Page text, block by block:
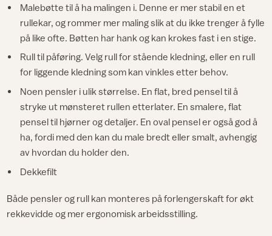
Malebøtte til å ha malingen i. Denne er mer stabil en et
rullekar, og rommer mer maling slik at du ikke trenger å fylle
på like ofte. Bøtten har hank og kan krokes fast i en stige.
Rull til påføring. Velg rull for stående kledning, eller en rull
for liggende kledning som kan vinkles etter behov.
Noen pensler i ulik størrelse. En flat, bred pensel til å
stryke ut mønsteret rullen etterlater. En smalere, flat
pensel til hjørner og detaljer. En oval pensel er også god å
ha, fordi med den kan du male bredt eller smalt, avhengig
av hvordan du holder den.
Dekkefilt
Både pensler og rull kan monteres på forlengerskaft for økt
rekkevidde og mer ergonomisk arbeidsstilling.